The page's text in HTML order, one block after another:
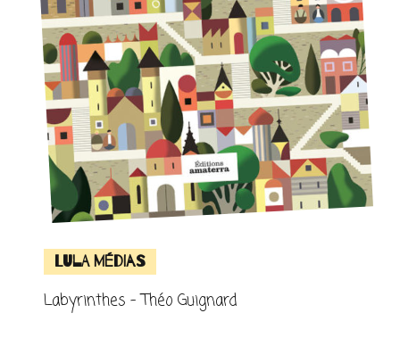
Lula Médias
Labyrinthes – Théo Guignard